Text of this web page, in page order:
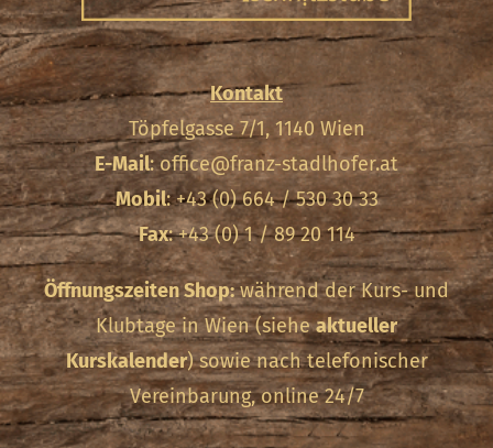
Kontakt
Töpfelgasse 7/1, 1140 Wien
E-Mail:office@franz-stadlhofer.at
Mobil: +43 (0) 664 / 530 30 33
Fax: +43 (0) 1 / 89 20 114
Öffnungszeiten Shop:während der Kurs- und
Klubtage in Wien (sieheaktueller
Kurskalender) sowie nach telefonischer
Vereinbarung, online 24/7